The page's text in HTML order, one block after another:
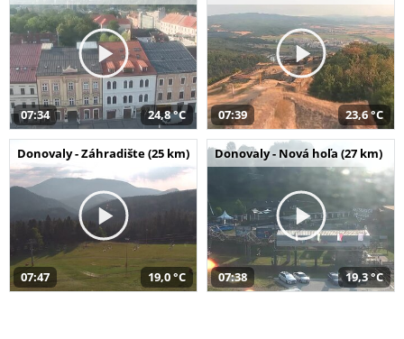
07:34 24,8 °C 07:39 23,6 °C
Donovaly - Záhradište (25 km)
07:47 19,0 °C
Donovaly - Nová hoľa (27 km)
07:38 19,3 °C